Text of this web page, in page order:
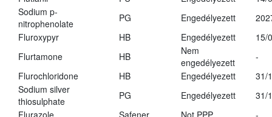
Sodium p-
nitrophenolate
PG Engedélyezett
Fluroxypyr
HB Engedélyezett
15/
Flurtamone
HB
Nem
engedélyezett
-
Flurochloridone
HB Engedélyezett
31/
Sodium silver
thiosulphate
PG Engedélyezett
31/